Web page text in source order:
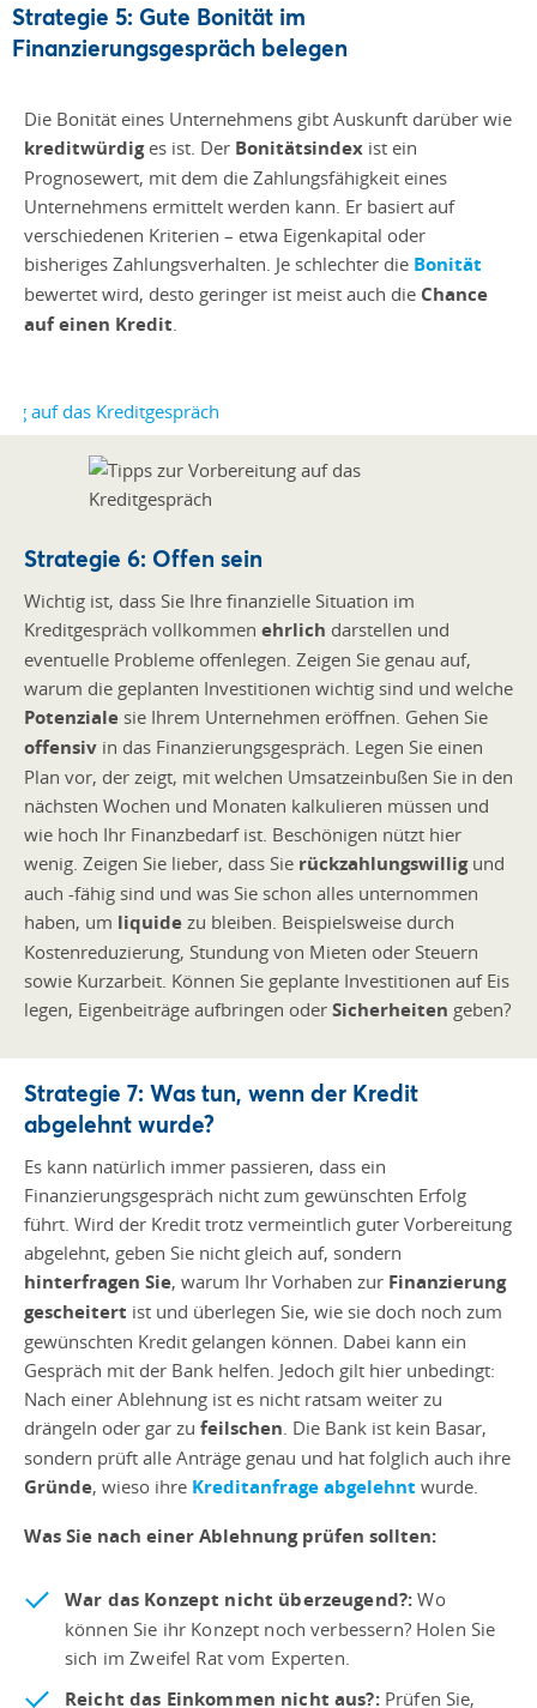
Strategie 5: Gute Bonität im
Finanzierungsgespräch belegen
Die Bonität eines Unternehmens gibt Auskunft darüber wie
kreditwürdiges ist. Der Bonitätsindex ist ein
Prognosewert, mit dem die Zahlungsfähigkeit eines
Unternehmens ermittelt werden kann. Er basiert auf
verschiedenen Kriterien – etwa Eigenkapital oder
bisheriges Zahlungsverhalten. Je schlechter die Bonität
bewertet wird, desto geringer ist meist auch die Chance
auf einen Kredit
Strategie 6: Offen sein
Wichtig ist, dass Sie Ihre finanzielle Situation im
Kreditgespräch vollkommen ehrlich darstellen und
eventuelle Probleme offenlegen. Zeigen Sie genau auf,
warum die geplanten Investitionen wichtig sind und welche
Potenziale sie Ihrem Unternehmen eröffnen. Gehen Sie
offensiv in das Finanzierungsgespräch. Legen Sie einen
Plan vor, der zeigt, mit welchen Umsatzeinbußen Sie in den
nächsten Wochen und Monaten kalkulieren müssen und
wie hoch Ihr Finanzbedarf ist. Beschönigen nützt hier
wenig. Zeigen Sie lieber, dass Sie rückzahlungswilligund
auch -fähig sind und was Sie schon alles unternommen
haben, um liquide zu bleiben. Beispielsweise durch
Kostenreduzierung, Stundung von Mieten oder Steuern
sowie Kurzarbeit. Können Sie geplante Investitionen auf Eis
legen, Eigenbeiträge aufbringen oder Sicherheiten geben?
Strategie 7: Was tun, wenn der Kredit
abgelehnt wurde?
Es kann natürlich immer passieren, dass ein
Finanzierungsgespräch nicht zum gewünschten Erfolg
führt. Wird der Kredit trotz vermeintlich guter Vorbereitung
abgelehnt, geben Sie nicht gleich auf, sondern
hinterfragen Sie, warum Ihr Vorhaben zur Finanzierung
gescheitert ist und überlegen Sie, wie sie doch noch zum
gewünschten Kredit gelangen können. Dabei kann ein
Gespräch mit der Bank helfen. Jedoch gilt hier unbedingt:
Nach einer Ablehnung ist es nicht ratsam weiter zu
drängeln oder gar zu feilschen. Die Bank ist kein Basar,
sondern prüft alle Anträge genau und hat folglich auch ihre
Gründe, wieso ihre Kreditanfrage abgelehnt wurde.
Was Sie nach einer Ablehnung prüfen sollten:
War das Konzept nicht überzeugend?: Wo
können Sie ihr Konzept noch verbessern? Holen Sie
sich im Zweifel Rat vom Experten.
Reicht das Einkommen nicht aus?: Prüfen Sie,